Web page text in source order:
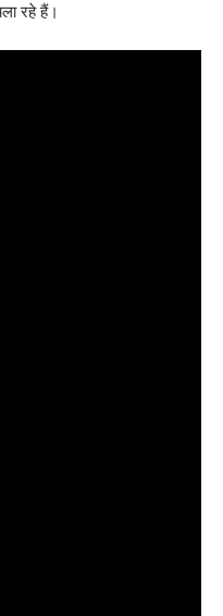
रहे हैं।